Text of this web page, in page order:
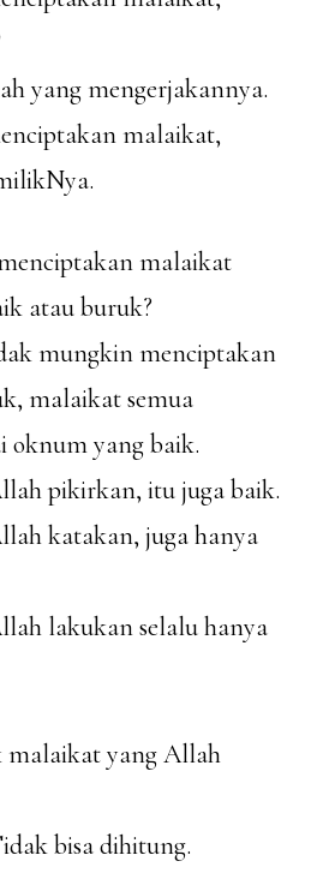
yang mengerjakannya.
malaikat,
malaikat
atau buruk?
mungkin menciptakan
malaikat semua
oknum yang baik.
pikirkan, itu juga baik.
katakan, juga hanya
lakukan selalu hanya
malaikat yang Allah
bisa dihitung.